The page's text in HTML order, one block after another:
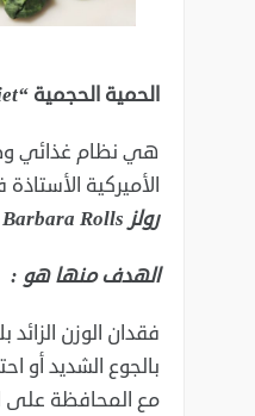
الحمية الحجمية “Volumetric Diet”
هي نظام غذائي
الأميركية
رولز Dr. Barbara Rolls
الهدف منها هو :
فقدان الوزن الزائد
بالجوع الشديد أو
مع المحافظة على